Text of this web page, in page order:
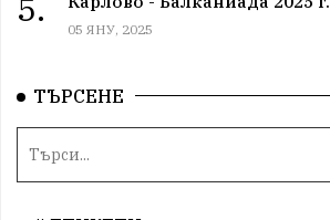
05 ЯНУ, 2025
ТЪРСЕНЕ